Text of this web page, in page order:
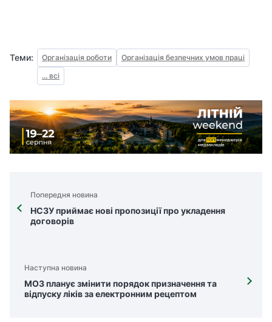
Теми: Організація роботи
Організація безпечних умов праці
... всі
Попередня новина
НСЗУ приймає нові пропозиції про укладення
договорів
Наступна новина
МОЗ планує змінити порядок призначення та
відпуску ліків за електронним рецептом